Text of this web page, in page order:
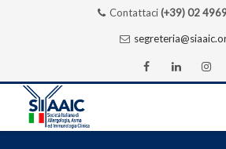
Contattaci(+39) 02